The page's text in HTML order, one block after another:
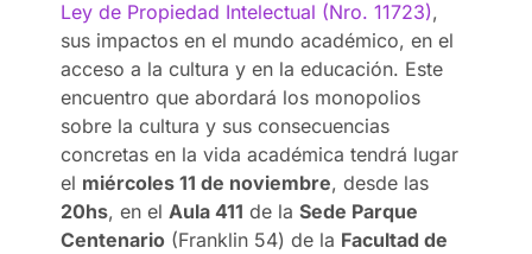
Ley de Propiedad Intelectual (Nro. 11723),
sus impactos en el mundo académico, en el
acceso a la cultura y en la educación. Este
encuentro que abordará los monopolios
sobre la cultura y sus consecuencias
concretas en la vida académica tendrá lugar
el miércoles 11 de noviembre, desde las
20hs, en el Aula 411 de laSede Parque
Centenario (Franklin 54) de la Facultad de